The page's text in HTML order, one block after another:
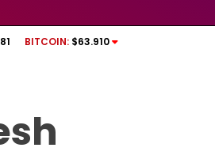
CANLI İZLE | Beşiktaş – Hradec
BITCOIN: $63.910